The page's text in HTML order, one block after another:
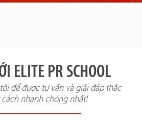
ELITE PR SCHOOL
để được tư vấn và giải đáp thắc
nhanh chóng nhất!